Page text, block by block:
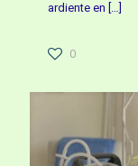
ardiente en […]
0